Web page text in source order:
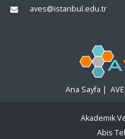
aves@istanbul.edu.tr
Ana Sayfa |
Akademik
Abis